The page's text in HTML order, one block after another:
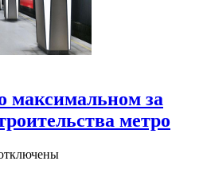
максимальном за
метро